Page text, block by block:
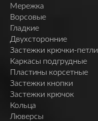
Мережка
Ворсовые
Гладкие
Двухсторонние
Застежки крючки-петли
Каркасы подгрудные
Пластины корсетные
Застежки кнопки
Застежки крючок
Кольца
Люверсы